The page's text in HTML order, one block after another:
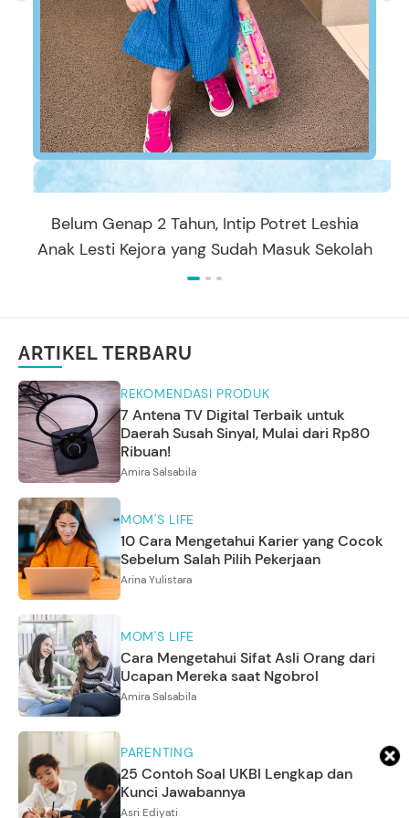
Belum Genap 2 Tahun, Intip Potret Leshia
Anak Lesti Kejora yang Sudah Masuk Sekolah
ARTIKEL TERBARU
REKOMENDASI PRODUK
7 Antena TV Digital Terbaik untuk
Daerah Susah Sinyal, Mulai dari Rp80
Ribuan!
Amira Salsabila
MOM'S LIFE
10 Cara Mengetahui Karier yang Cocok
Sebelum Salah Pilih Pekerjaan
Arina Yulistara
MOM'S LIFE
Cara Mengetahui Sifat Asli Orang dari
Ucapan Mereka saat Ngobrol
Amira Salsabila
PARENTING
25 Contoh Soal UKBI Lengkap dan
Kunci Jawabannya
Asri Ediyati